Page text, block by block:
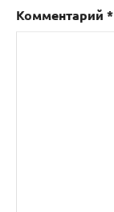
Комментарий *